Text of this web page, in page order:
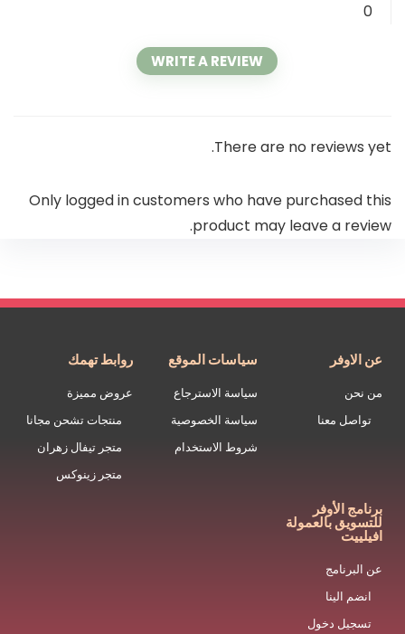
0
WRITE A REVIEW
There are no reviews yet.
Only logged in customers who have purchased this
product may leave a review.
عن الاوفر
من نحن
تواصل معنا
سياسات الموقع
سياسة الاسترجاع
سياسة الخصوصية
شروط الاستخدام
روابط تهمك
عروض مميزة
منتجات تشحن مجانا
متجر تيفال زهران
متجر زينوكس
برنامج الأوفر
للتسويق بالعمولة
افيلييت
عن البرنامج
انضم الينا
تسجيل دخول